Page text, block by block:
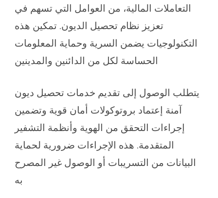
التعاملات المالية، من العوامل التي تسهم في
تعزيز نظام تحصيل الديون. تمكين هذه
التكنولوجيات يضمن السرية وحماية المعلومات
الحساسة لكل من الدائنين والمدينين
يتطلب الوصول إلى تقديم خدمات تحصيل ديون
آمنة إعتماد بروتوكولات أمان قوية وتضمين
إجراءات التحقق من الهوية وأنظمة التشفير
المتقدمة. هذه الإجراءات ضرورية لحماية
البيانات من التسريبات أو الوصول غير المصرح
به